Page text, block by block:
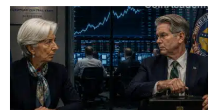
Yen : Washington a vendu des euros sans prévenir la